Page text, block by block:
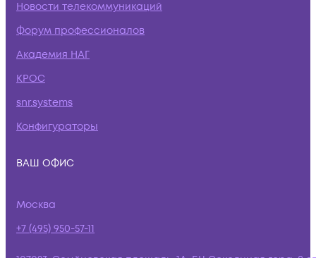
Новости телекоммуникаций
Форум профессионалов
Академия НАГ
КРОС
snr.systems
Конфигураторы
ВАШ ОФИС
Москва
+7 (495) 950-57-11